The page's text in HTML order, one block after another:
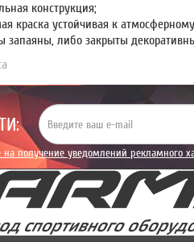
конструкция;
краска устойчивая к
запаяны, либо закрыты
на получение уведомлений рекламного